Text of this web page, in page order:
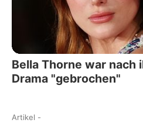
Bella Thorne war
Drama "gebrochen"
Artikel -